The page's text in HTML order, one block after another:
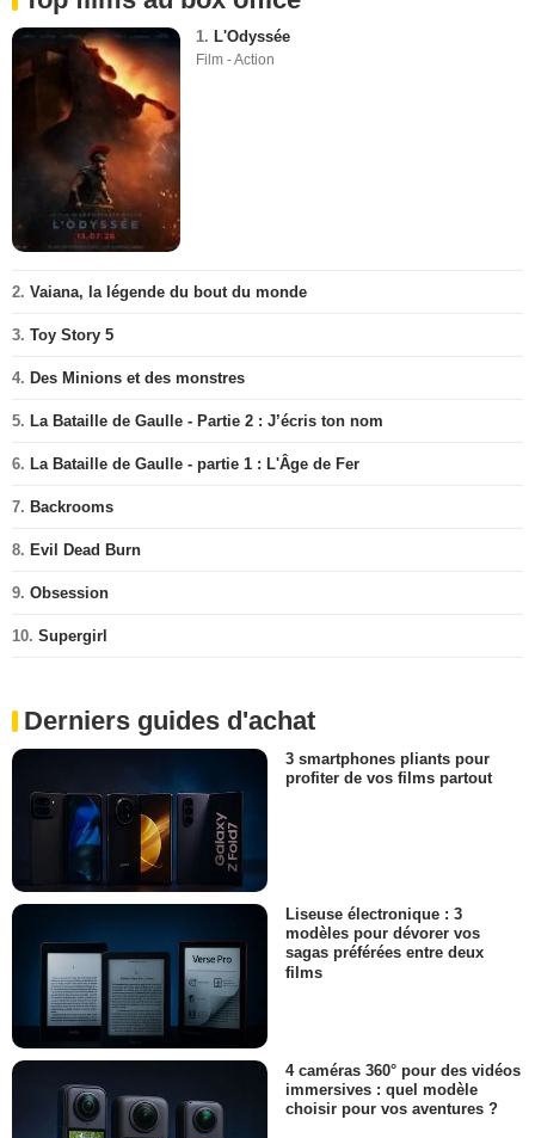
1. L'Odyssée
Film - Action
2. Vaiana, la légende du bout du monde
3. Toy Story 5
4. Des Minions et des monstres
5. La Bataille de Gaulle - Partie 2 : J’écris ton nom
6. La Bataille de Gaulle - partie 1 : L'Âge de Fer
7. Backrooms
8. Evil Dead Burn
9. Obsession
10. Supergirl
Derniers guides d'achat
3 smartphones pliants pour
profiter de vos films partout
Liseuse électronique : 3
modèles pour dévorer vos
sagas préférées entre deux
films
4 caméras 360° pour des vidéos
immersives : quel modèle
choisir pour vos aventures ?